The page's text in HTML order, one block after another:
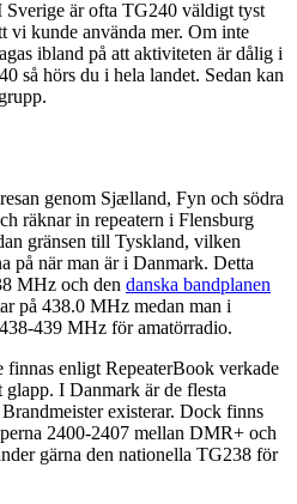
är ofta TG240 väldigt tyst
vi kunde använda mer. Om inte
ibland på att aktiviteten är dålig i
så hörs du i hela landet. Sedan kan
genom Sjælland, Fyn och södra
räknar in repeatern i Flensburg
gränsen till Tyskland, vilken
på när man är i Danmark. Detta
MHz och den danska bandplanen
på 438.0 MHz medan man i
439 MHz för amatörradio.
finnas enligt RepeaterBook verkade
I Danmark är de flesta
existerar. Dock finns
2400-2407 mellan DMR+ och
gärna den nationella TG238 för